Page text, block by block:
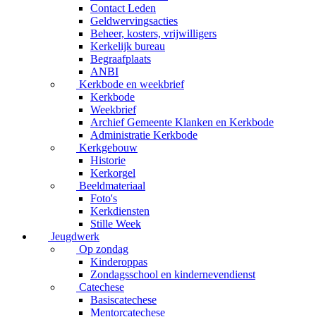
Contact Leden
Geldwervingsacties
Beheer, kosters, vrijwilligers
Kerkelijk bureau
Begraafplaats
ANBI
Kerkbode en weekbrief
Kerkbode
Weekbrief
Archief Gemeente Klanken en Kerkbode
Administratie Kerkbode
Kerkgebouw
Historie
Kerkorgel
Beeldmateriaal
Foto's
Kerkdiensten
Stille Week
Jeugdwerk
Op zondag
Kinderoppas
Zondagsschool en kindernevendienst
Catechese
Basiscatechese
Mentorcatechese